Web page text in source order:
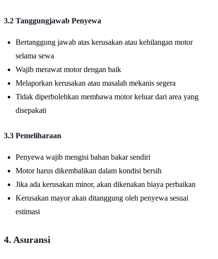
3.2 Tanggungjawab Penyewa
Bertanggung jawab atas kerusakan atau kehilangan motor
selama sewa
Wajib merawat motor dengan baik
Melaporkan kerusakan atau masalah mekanis segera
Tidak diperbolehkan membawa motor keluar dari area yang
disepakati
3.3 Pemeliharaan
Penyewa wajib mengisi bahan bakar sendiri
Motor harus dikembalikan dalam kondisi bersih
Jika ada kerusakan minor, akan dikenakan biaya perbaikan
Kerusakan mayor akan ditanggung oleh penyewa sesuai
estimasi
4. Asuransi